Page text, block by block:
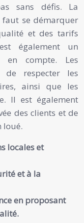
sans défis. La
se démarquer
et des tarifs
également un
compte. Les
de respecter les
ainsi que les
Il est également
des clients et de
loué.
locales et
et à la
en proposant